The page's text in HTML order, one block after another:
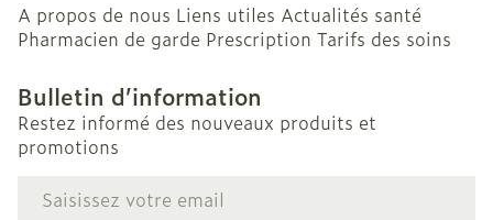
A propos de nous Liens utiles Actualités santé
Pharmacien de garde Prescription Tarifs des soins
Bulletin d’information
Restez informé des nouveaux produits et
promotions
Adresse mail